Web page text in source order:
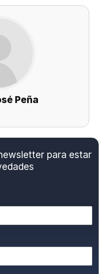
Peña
para estar